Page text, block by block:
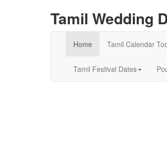
Tamil Wedding
Home Tamil Calendar
Tamil Festival Dates